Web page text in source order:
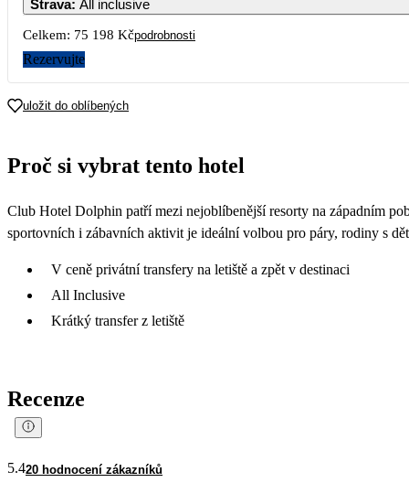
Strava: All inclusive
Celkem: 75 198 Kčpodrobnosti
Rezervujte
uložit do oblíbených
Proč si vybrat tento hotel
Club Hotel Dolphin patří mezi nejoblíbenější resorty na západním
sportovních i zábavních aktivit je ideální volbou pro páry, rodiny s
V ceně privátní transfery na letiště a zpět v destinaci
All Inclusive
Krátký transfer z letiště
Recenze
5.420 hodnocení zákazníků